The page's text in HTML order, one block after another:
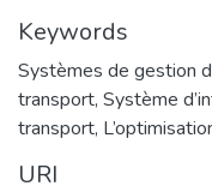
Keywords
Systèmes de gestion
transport, Système
transport,
URI